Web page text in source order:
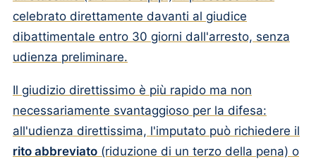
celebrato direttamente davanti al giudice
dibattimentale entro 30 giorni dall'arresto, senza
udienza preliminare.
Il giudizio direttissimo è più rapido ma non
necessariamente svantaggioso per la difesa:
all'udienza direttissima, l'imputato può richiedere il
rito abbreviato (riduzione di un terzo della pena) o